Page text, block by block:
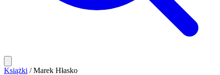
Książki / Marek Hłasko